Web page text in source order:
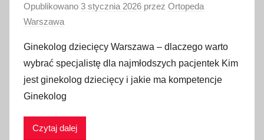
Opublikowano 3 stycznia 2026 przez Ortopeda
Warszawa
Ginekolog dziecięcy Warszawa – dlaczego warto
wybrać specjalistę dla najmłodszych pacjentek Kim
jest ginekolog dziecięcy i jakie ma kompetencje
Ginekolog
Czytaj dalej